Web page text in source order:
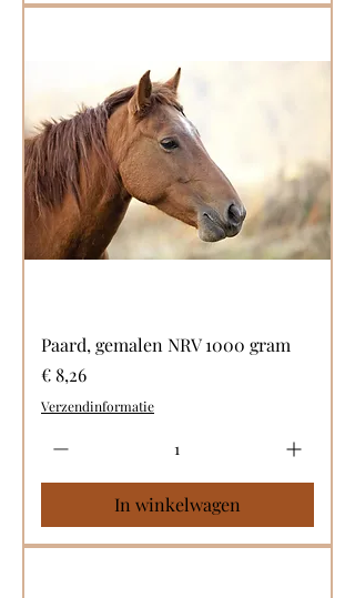
Paard, gemalen NRV 1000 gram
Prijs
€ 8,26
Verzendinformatie
In winkelwagen